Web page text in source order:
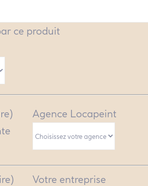
ce produit
Agence Locapeint
Votre entreprise